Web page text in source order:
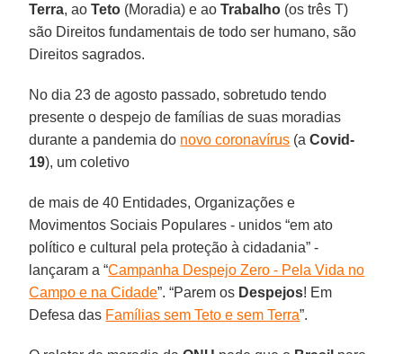
Terra, aoTeto (Moradia) e aoTrabalho (os três T)
são Direitos fundamentais de todo ser humano, são
Direitos sagrados.
No dia 23 de agosto passado, sobretudo tendo
presente o despejo de famílias de suas moradias
durante a pandemia do novo coronavírus (aCovid-
19), um coletivo
de mais de 40 Entidades, Organizações e
Movimentos Sociais Populares - unidos “em ato
político e cultural pela proteção à cidadania” -
lançaram a “Campanha Despejo Zero - Pela Vida no
Campo e na Cidade”. “Parem os Despejos! Em
Defesa das Famílias sem Teto e sem Terra”.